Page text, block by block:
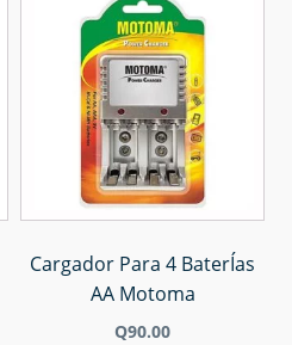
Cargador Para 4 BaterÍas
AA Motoma
Q90.00